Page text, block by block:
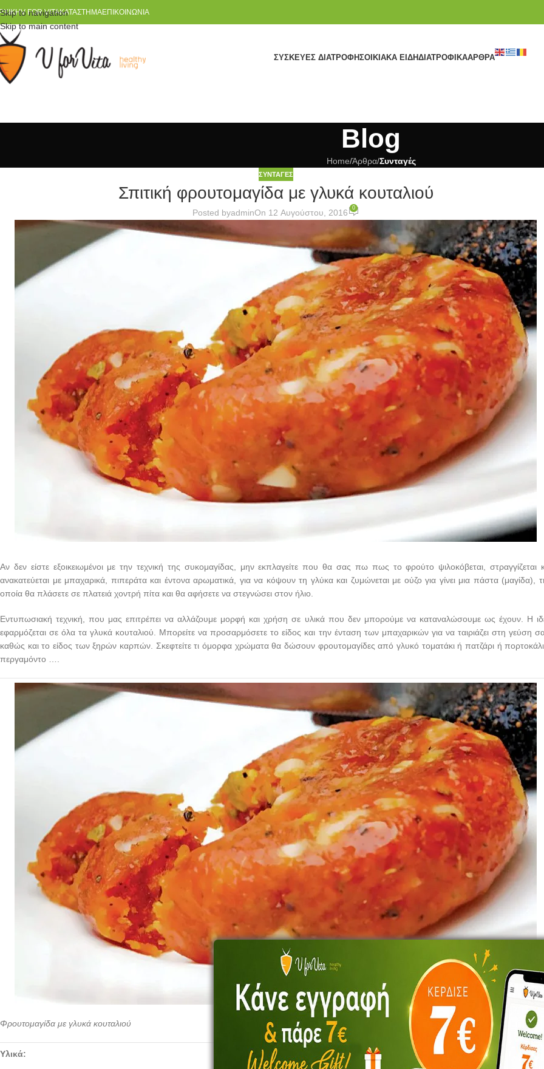
Skip to navigation
Skip to main content
V FOR VITAΚΑΤΆΣΤΗΜΑΕΠΙΚΟΙΝΩΝΊΑ
ΣΥΣΚΕΥΈΣ ΔΙΑΤΡΟΦΉΣΟΙΚΙΑΚΆ ΕΊΔΗΔΙΑΤΡΟΦΙΚΆΆΡΘΡΑ
Blog
Home/Άρθρα/Συνταγές
ΣΥΝΤΑΓΈΣ
Σπιτική φρουτομαγίδα με γλυκά κουταλιού
Posted byadminOn 12 Αυγούστου, 2016 0
Αν δεν είστε εξοικειωμένοι με την τεχνική της συκομαγίδας, μην εκπλαγείτε που θα σας πω πως το φρούτο ψιλοκόβεται, στραγγίζεται
ανακατεύεται με μπαχαρικά, πιπεράτα και έντονα αρωματικά, για να κόψουν τη γλύκα και ζυμώνεται με ούζο για γίνει μια πάστα (μαγίδα),
οποία θα πλάσετε σε πλατειά χοντρή πίτα και θα αφήσετε να στεγνώσει στον ήλιο.
Εντυπωσιακή τεχνική, που μας επιτρέπει να αλλάζουμε μορφή και χρήση σε υλικά που δεν μπορούμε να καταναλώσουμε ως έχουν. Η
εφαρμόζεται σε όλα τα γλυκά κουταλιού. Μπορείτε να προσαρμόσετε το είδος και την ένταση των μπαχαρικών για να ταιριάζει στη γεύση
καθώς και το είδος των ξηρών καρπών. Σκεφτείτε τι όμορφα χρώματα θα δώσουν φρουτομαγίδες από γλυκό τοματάκι ή πατζάρι ή
περγαμόντο ….
Φρουτομαγίδα με γλυκά κουταλιού
Υλικά: